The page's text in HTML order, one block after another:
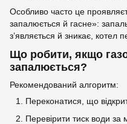
Особливо часто це
запалюється й гасне»:
з’являється й зникає, котел
Що робити, якщо
запалюється?
Рекомендований алгоритм:
Переконатися, що
Перевірити тиск води